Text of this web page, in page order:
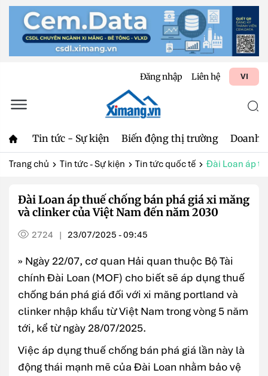
Đăng nhập Liên hệ VI
Tin tức - Sự kiện Biến động thị trường Doanh
Trang chủ Tin tức - Sự kiện Tin tức quốc tế Đài Loan áp
Đài Loan áp thuế chống bán phá giá xi măng
và clinker của Việt Nam đến năm 2030
2724 | 23/07/2025 - 09:45
» Ngày 22/07, cơ quan Hải quan thuộc Bộ Tài
chính Đài Loan (MOF) cho biết sẽ áp dụng thuế
chống bán phá giá đối với xi măng portland và
clinker nhập khẩu từ Việt Nam trong vòng 5 năm
tới, kể từ ngày 28/07/2025.
Việc áp dụng thuế chống bán phá giá lần này là
động thái mạnh mẽ của Đài Loan nhằm bảo vệ